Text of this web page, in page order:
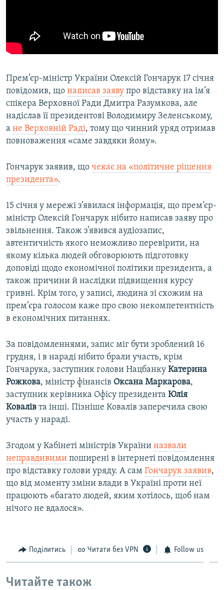
Прем’єр-міністр України Олексій Гончарук 17 січня
повідомив, що написав заяву про відставку на ім’я
спікера Верховної Ради Дмитра Разумкова, але
надіслав її президентові Володимиру Зеленському,
а не Верховній Раді, тому що чинний уряд отримав
повноваження «саме завдяки йому».
Гончарук заявив, що чекає на «політичне рішення
президента».
15 січня у мережі з’явилася інформація, що прем’єр-
міністр Олексій Гончарук нібито написав заяву про
звільнення. Також з’явився аудіозапис,
автентичність якого неможливо перевірити, на
якому кілька людей обговорюють підготовку
доповіді щодо економічної політики президента, а
також причини й наслідки підвищення курсу
гривні. Крім того, у записі, людина зі схожим на
прем’єра голосом каже про свою некомпетентність
в економічних питаннях.​
За повідомленнями, запис міг бути зроблений 16
грудня, і в нараді нібито брали участь, крім
Гончарука, заступник голови Нацбанку Катерина
Рожкова, міністр фінансів Оксана Маркарова,
заступник керівника Офісу президента Юлія
Ковалів та інші. Пізніше Ковалів заперечила свою
участь у нараді.
Згодом у Кабінеті міністрів України назвали
неправдивими поширені в інтернеті повідомлення
про відставку голови уряду. А сам Гончарук заявив,
що від моменту зміни влади в Україні проти неї
працюють «багато людей, яким хотілось, щоб нам
нічого не вдалося».
Поділитись Читати без VPN Follow us
Читайте також